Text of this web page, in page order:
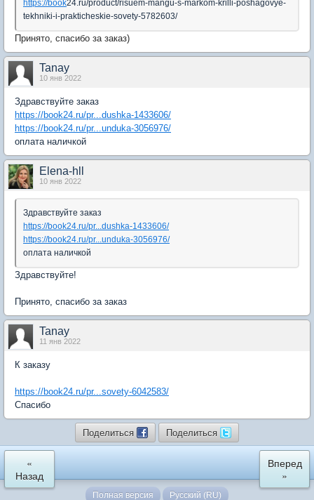
https://book24.ru/product/risuem-mangu-s-markom-krilli-poshagovye-
tekhniki-i-prakticheskie-sovety-5782603/
Принято, спасибо за заказ)
Tanay
10 янв 2022
Здравствуйте заказ
https://book24.ru/pr...dushka-1433606/
https://book24.ru/pr...unduka-3056976/
оплата наличкой
Elena-hll
10 янв 2022
Здравствуйте заказ
https://book24.ru/pr...dushka-1433606/
https://book24.ru/pr...unduka-3056976/
оплата наличкой
Здравствуйте!
Принято, спасибо за заказ
Tanay
11 янв 2022
К заказу
https://book24.ru/pr...sovety-6042583/
Спасибо
Поделиться Поделиться
«
Назад
Вперед
»
Полная версия Русский (RU)